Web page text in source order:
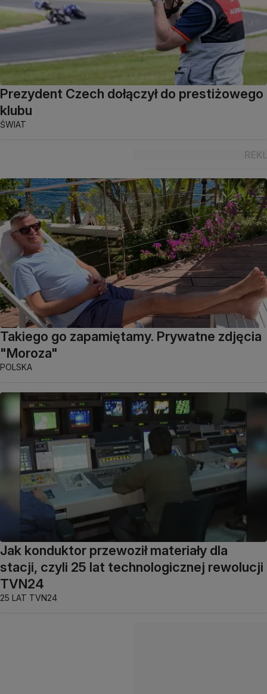
Prezydent Czech dołączył do prestiżowego
klubu
ŚWIAT
Takiego go zapamiętamy. Prywatne zdjęcia
"Moroza"
POLSKA
Jak konduktor przewoził materiały dla
stacji, czyli 25 lat technologicznej rewolucji
TVN24
25 LAT TVN24